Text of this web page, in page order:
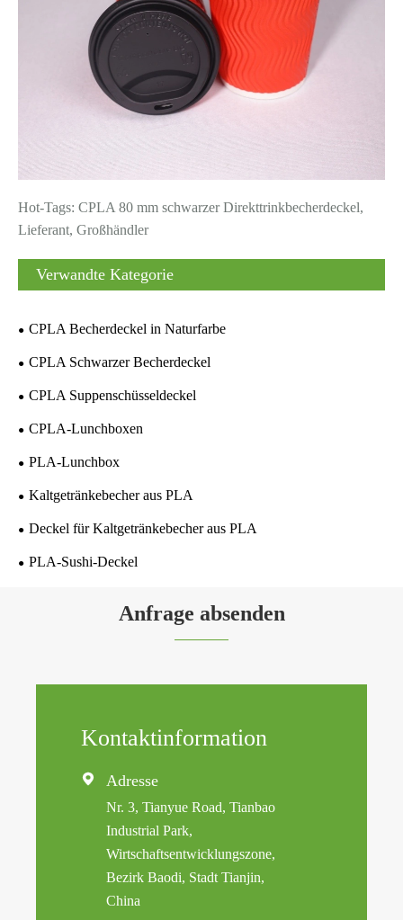
Hot-Tags: CPLA 80 mm schwarzer Direkttrinkbecherdeckel,
Lieferant, Großhändler
Verwandte Kategorie
CPLA Becherdeckel in Naturfarbe
CPLA Schwarzer Becherdeckel
CPLA Suppenschüsseldeckel
CPLA-Lunchboxen
PLA-Lunchbox
Kaltgetränkebecher aus PLA
Deckel für Kaltgetränkebecher aus PLA
PLA-Sushi-Deckel
Anfrage absenden
Kontaktinformation
 Adresse
Nr. 3, Tianyue Road, Tianbao
Industrial Park,
Wirtschaftsentwicklungszone,
Bezirk Baodi, Stadt Tianjin,
China